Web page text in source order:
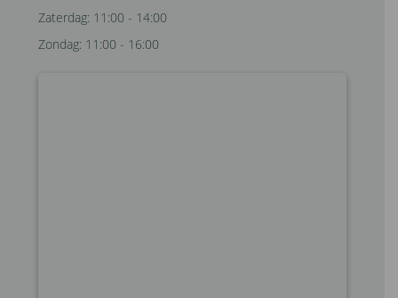
Zaterdag: 11:00 - 14:00
Zondag: 11:00 - 16:00